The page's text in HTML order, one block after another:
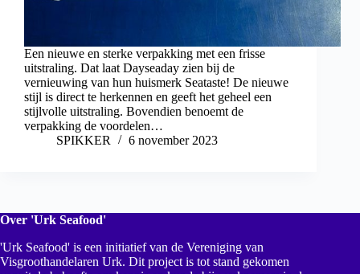
Een nieuwe en sterke verpakking met een frisse
uitstraling. Dat laat Dayseaday zien bij de
vernieuwing van hun huismerk Seataste! De nieuwe
stijl is direct te herkennen en geeft het geheel een
stijlvolle uitstraling. Bovendien benoemt de
verpakking de voordelen…
SPIKKER
6 november 2023
Over 'Urk Seafood'
'Urk Seafood' is een initiatief van de Vereniging van
Visgroothandelaren Urk. Dit project is tot stand gekomen